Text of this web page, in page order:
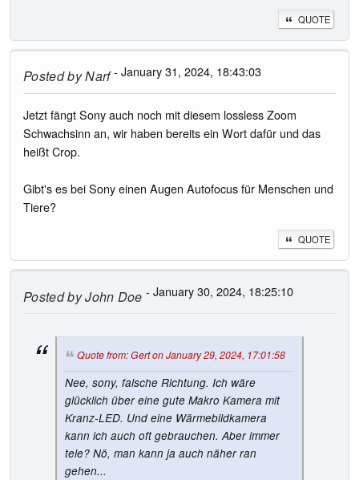
QUOTE
Posted byNarf- January 31, 2024, 18:43:03
Jetzt fängt Sony auch noch mit diesem lossless Zoom
Schwachsinn an, wir haben bereits ein Wort dafür und das
heißt Crop.
Gibt's es bei Sony einen Augen Autofocus für Menschen und
Tiere?
QUOTE
Posted byJohn Doe - January 30, 2024, 18:25:10
Quote from: Gert on January 29, 2024, 17:01:58
Nee, sony, falsche Richtung. Ich wäre
glücklich über eine gute Makro Kamera mit
Kranz-LED. Und eine Wärmebildkamera
kann ich auch oft gebrauchen. Aber immer
tele? Nö, man kann ja auch näher ran
gehen...